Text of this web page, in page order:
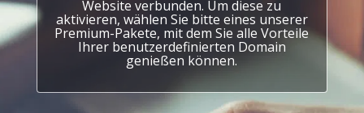
Website verbunden. Um diese zu
aktivieren, wählen Sie bitte eines unserer
Premium-Pakete, mit dem Sie alle Vorteile
Ihrer benutzerdefinierten Domain
genießen können.